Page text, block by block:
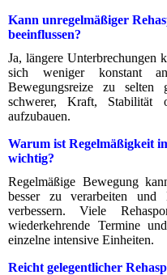
Kann unregelmäßiger
beeinflussen?
Ja, längere Unterbrechungen
sich weniger konstant
Bewegungsreize zu selten
schwerer, Kraft, Stabilität
aufzubauen.
Warum ist Regelmäßigkeit
wichtig?
Regelmäßige Bewegung
besser zu verarbeiten und
verbessern. Viele
wiederkehrende Termine
einzelne intensive Einheiten.
Reicht gelegentlicher